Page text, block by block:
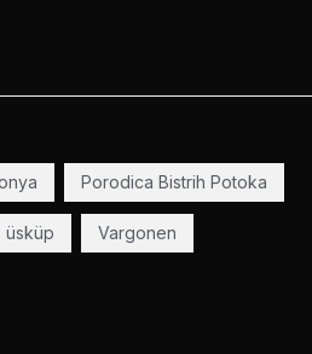
Porodica Bistrih Potoka
üsküp Vargonen